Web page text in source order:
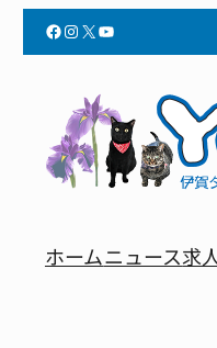
Facebook InstagramX YouTube
ホームニュース求